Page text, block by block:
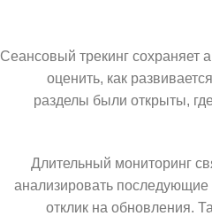
Сеансовый трекинг сохраняет
оценить, как
разделы были открыты,
Длительный мониторинг
анализировать
отклик на обновления.